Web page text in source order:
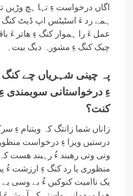
اگاں درخواست ءِ تہا ہچ وڑیں
ہمے رد ءَ اسٹیٹس اپ ڈیٹ
عمل ءَ را ہموار کنگ ءِ ھاتر ءَ
چیک کنگ ءِ مشورہ دیگ بیت۔
پہ چینی شہریاں چے کنگ
ءِ درخواستانی
کنت؟
زاناں شما زانتگ کہ ویتنام ءِ
درستیں ویزا ءِ درخواست
وتی وتی رھبند ءُ رہبند ھست
منظوری یا رد کنگ ءِ ارزشت ءُ
یک ناامیت کنوکیں ءُ بے وسی